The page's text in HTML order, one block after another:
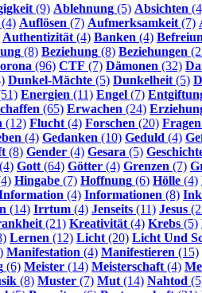
(9) Ablehnung (5) Absichten
(4) Auflösen (7) Aufmerksamkeit (7)
Authentizität (4) Banken (4)
(8) Beziehung (8) Beziehungen
(96) CTF (7) Dämonen (32)
Dunkel-Mächte (5) Dunkelheit (5)
Energien (11) Engel (7)
(65) Erwachen (24)
(12) Flucht (4) Forschen (20) Fragen
(4) Gedanken (10) Geduld (4)
(8) Gender (4) Gesara (5)
(4) Gott (64) Götter (4) Grenzen (7)
Hingabe (7) Hoffnung (6) Hölle (4)
(4) Informationen (8)
(14) Irrtum (4) Jenseits (11) Jesus
(21) Kreativität (4) Krebs (5)
Lernen (12) Licht (20) Licht Und
Manifestation (4) Manifestieren (15)
(6) Meister (14) Meisterschaft (4)
(8) Muster (7) Mut (14) Nahtod